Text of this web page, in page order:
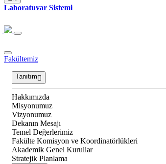
Laboratuvar Sistemi
Fakültemiz
Tanıtım
Hakkımızda
Misyonumuz
Vizyonumuz
Dekanın Mesajı
Temel Değerlerimiz
Fakülte Komisyon ve Koordinatörlükleri
Akademik Genel Kurullar
Stratejik Planlama